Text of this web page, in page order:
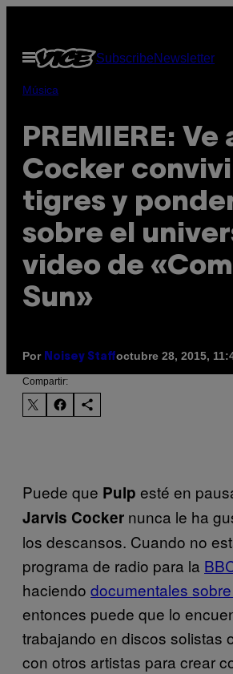
contenido
Abrir
Menú
SubscribeNewsletter
Música
PREMIERE:
Cocker
tigres y
sobre el
video de
Sun»
Por Noisey Staffoctubre 28, 2015,
Compartir:
Puede que Pulp esté en
Jarvis Cocker nunca le ha
los descansos. Cuando no
programa de radio para la
haciendo documentales
entonces puede que lo
trabajando en discos solistas
con otros artistas para crear